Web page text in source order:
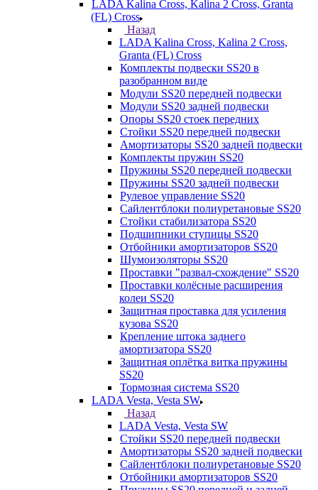
LADA Kalina Cross, Kalina 2 Cross, Granta
(FL) Cross
Назад
LADA Kalina Cross, Kalina 2 Cross,
Granta (FL) Cross
Комплекты подвески SS20 в
разобранном виде
Модули SS20 передней подвески
Модули SS20 задней подвески
Опоры SS20 стоек передних
Стойки SS20 передней подвески
Амортизаторы SS20 задней подвески
Комплекты пружин SS20
Пружины SS20 передней подвески
Пружины SS20 задней подвески
Рулевое управление SS20
Сайлентблоки полиуретановые SS20
Стойки стабилизатора SS20
Подшипники ступицы SS20
Отбойники амортизаторов SS20
Шумоизоляторы SS20
Проставки "развал-схождение" SS20
Проставки колёсные расширения
колеи SS20
Защитная проставка для усиления
кузова SS20
Крепление штока заднего
амортизатора SS20
Защитная оплётка витка пружины
SS20
Тормозная система SS20
LADA Vesta, Vesta SW
Назад
LADA Vesta, Vesta SW
Стойки SS20 передней подвески
Амортизаторы SS20 задней подвески
Сайлентблоки полиуретановые SS20
Отбойники амортизаторов SS20